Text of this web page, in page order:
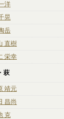
洋
晃
岳
直樹
栄幸
萩
靖元
昌尚
克